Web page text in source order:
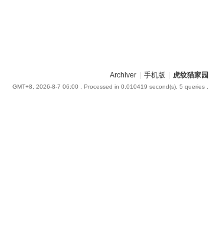
Archiver 手机版 虎纹猫家园
GMT+8, 2026-8-7 06:00 , Processed in 0.010419 second(s), 5 queries .